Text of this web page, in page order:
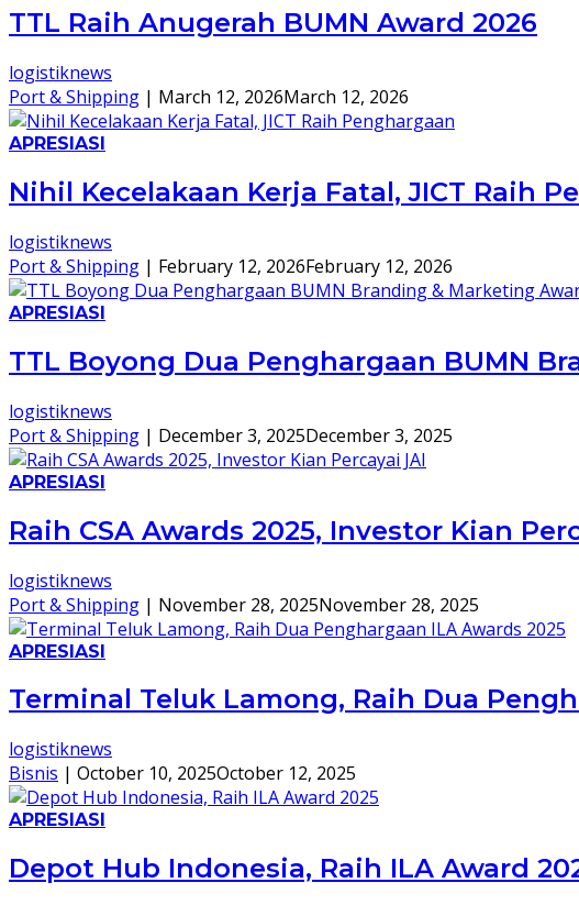
TTL Raih Anugerah BUMN Award 2026
logistiknews
Port & Shipping | March 12, 2026March 12, 2026
APRESIASI
Nihil Kecelakaan Kerja Fatal, JICT Raih
logistiknews
Port & Shipping | February 12, 2026February 12, 2026
APRESIASI
TTL Boyong Dua Penghargaan BUMN
logistiknews
Port & Shipping | December 3, 2025December 3, 2025
APRESIASI
Raih CSA Awards 2025, Investor Kian
logistiknews
Port & Shipping | November 28, 2025November 28, 2025
APRESIASI
Terminal Teluk Lamong, Raih Dua
logistiknews
Bisnis | October 10, 2025October 12, 2025
APRESIASI
Depot Hub Indonesia, Raih ILA Award